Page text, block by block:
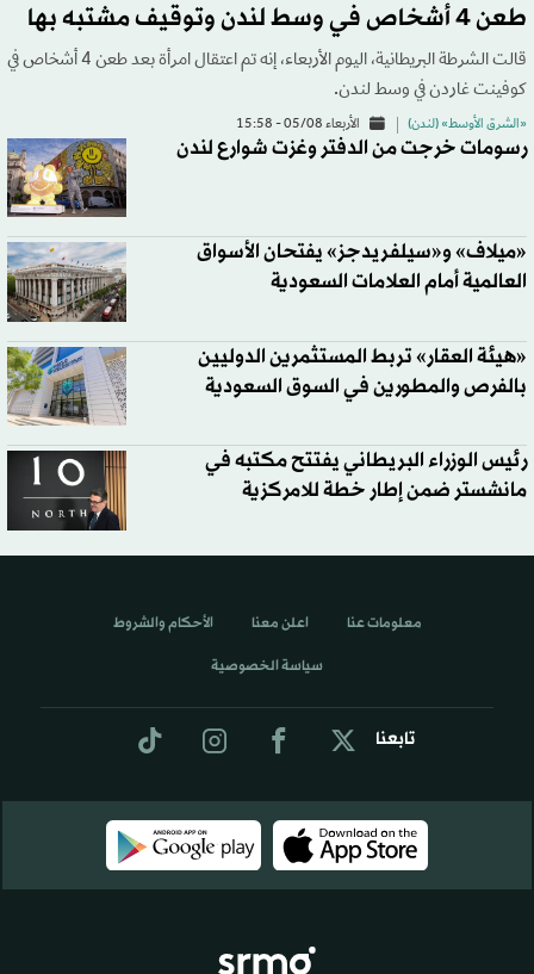
طعن 4 أشخاص في وسط لندن وتوقيف مشتبه بها
قالت الشرطة البريطانية، اليوم الأربعاء، إنه تم اعتقال امرأة بعد طعن 4 أشخاص في
كوفينت غاردن في وسط لندن.
«الشرق الأوسط» (لندن) الأربعاء 05/08 - 15:58
رسومات خرجت من الدفتر وغزت شوارع لندن
«ميلاف» و«سيلفريدجز» يفتحان الأسواق
العالمية أمام العلامات السعودية
«هيئة العقار» تربط المستثمرين الدوليين
بالفرص والمطورين في السوق السعودية
رئيس الوزراء البريطاني يفتتح مكتبه في
مانشستر ضمن إطار خطة للامركزية
تابعنا
معلومات عنا اعلن معنا الأحكام والشروط
سياسة الخصوصية